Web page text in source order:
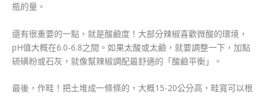
瓶的量。
還有很重要的一點，就是酸鹼度！大部分辣椒喜歡微酸的環境，
pH值大概在6.0-6.8之間。如果太酸或太鹼，就要調整一下，加點
硫磺粉或石灰，就像幫辣椒調配最舒適的「酸鹼平衡」。
最後，作畦！把土堆成一條條的，大概15-20公分高，畦寬可以根